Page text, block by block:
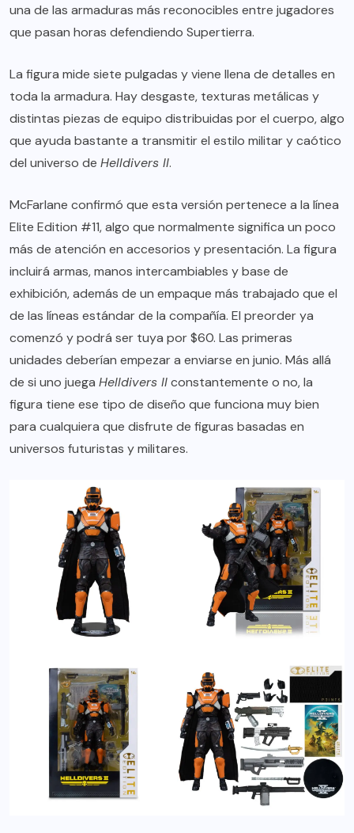
una de las armaduras más reconocibles entre jugadores
que pasan horas defendiendo Supertierra.
La figura mide siete pulgadas y viene llena de detalles en
toda la armadura. Hay desgaste, texturas metálicas y
distintas piezas de equipo distribuidas por el cuerpo, algo
que ayuda bastante a transmitir el estilo militar y caótico
del universo de Helldivers II.
McFarlane confirmó que esta versión pertenece a la línea
Elite Edition #11, algo que normalmente significa un poco
más de atención en accesorios y presentación. La figura
incluirá armas, manos intercambiables y base de
exhibición, además de un empaque más trabajado que el
de las líneas estándar de la compañía. El preorder ya
comenzó y podrá ser tuya por $60. Las primeras
unidades deberían empezar a enviarse en junio. Más allá
de si uno juega Helldivers IIconstantemente o no, la
figura tiene ese tipo de diseño que funciona muy bien
para cualquiera que disfrute de figuras basadas en
universos futuristas y militares.